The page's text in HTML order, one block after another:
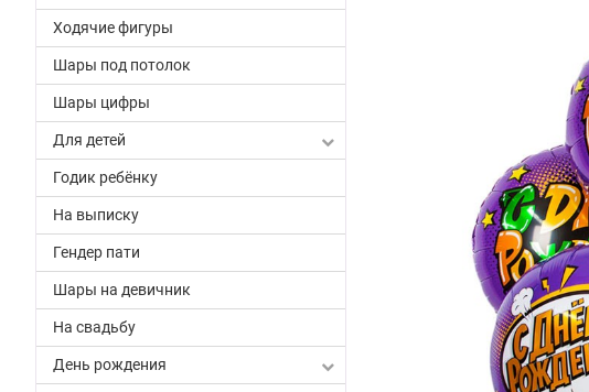
Ходячие фигуры
Шары под потолок
Шары цифры
Для детей
Годик ребёнку
На выписку
Гендер пати
Шары на девичник
На свадьбу
День рождения